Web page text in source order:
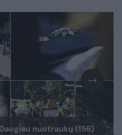
Daugiau nuotraukų (156)